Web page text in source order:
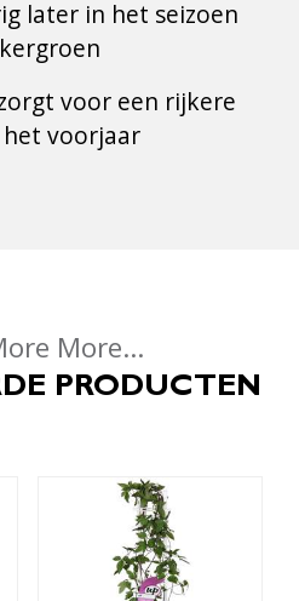
later in het seizoen
voor een rijkere
voorjaar
More...
PRODUCTEN